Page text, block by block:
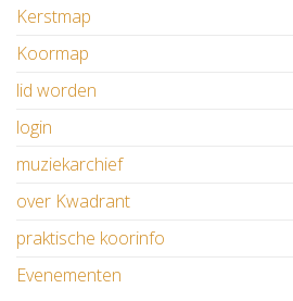
Kerstmap
Koormap
lid worden
login
muziekarchief
over Kwadrant
praktische koorinfo
Evenementen